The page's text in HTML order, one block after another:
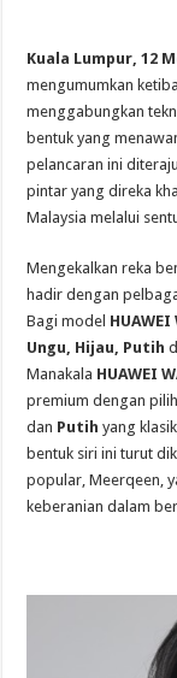
Kuala Lumpur, 12
mengumumkan
menggabungkan
bentuk yang
pelancaran ini
pintar yang direka
Malaysia melalui
Mengekalkan reka
hadir dengan
Bagi model HUAWEI
Ungu, Hijau, Putih
Manakala HUAWEI
premium dengan
dan Putih yang
bentuk siri ini turut
popular, Meerqeen,
keberanian dalam